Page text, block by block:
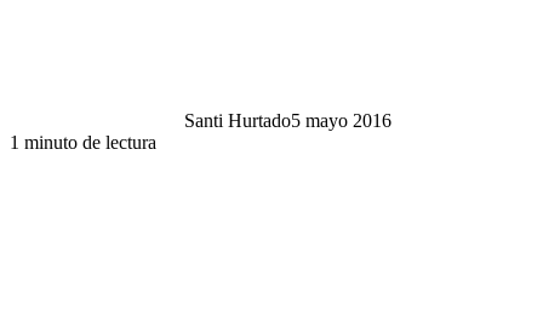
Santi Hurtado5 mayo 2016
1 minuto de lectura